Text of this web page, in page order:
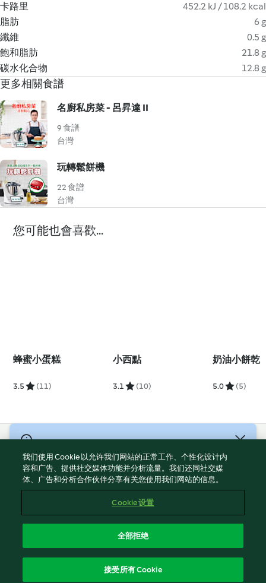
卡路里
452.2 kJ / 108.2 kcal
脂肪
6 g
纖維
0.5 g
飽和脂肪
21.8 g
碳水化合物
12.8 g
更多相關食譜
名廚私房菜 - 呂昇達 II
9 食譜
台灣
玩轉鬆餅機
22 食譜
台灣
您可能也會喜歡...
蜂蜜小蛋糕
3.5 (11)
小西點
3.1 (10)
奶油小餅乾
5.0 (5)
服務條款
隱私權政策
網頁所有權
回報内容
我们使用 Cookie 以允许我们网站的正常工作、个性化设计内
容和广告、提供社交媒体功能并分析流量。我们还同社交媒
体、广告和分析合作伙伴分享有关您使用我们网站的信息。
Cookie 设置
全部拒绝
接受所有 Cookie